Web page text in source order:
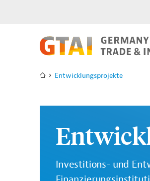
Entwicklungsprojekte
Investitions- und